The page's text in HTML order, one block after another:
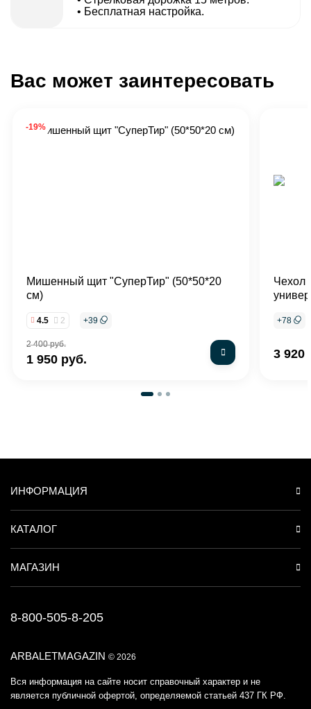
• Бесплатная настройка.
Вас может заинтересовать
-19%
Мишенный щит "СуперТир" (50*50*20
см)
4.5 2 +39
2 400 руб.
1 950 руб.
Чехол
+78
3 920
ARBALETMAGAZIN © 2026
Вся информация на сайте носит справочный характер и не
является публичной офертой, определяемой статьей 437 ГК РФ.
ИНФОРМАЦИЯ
КАТАЛОГ
МАГАЗИН
8-800-505-8-205